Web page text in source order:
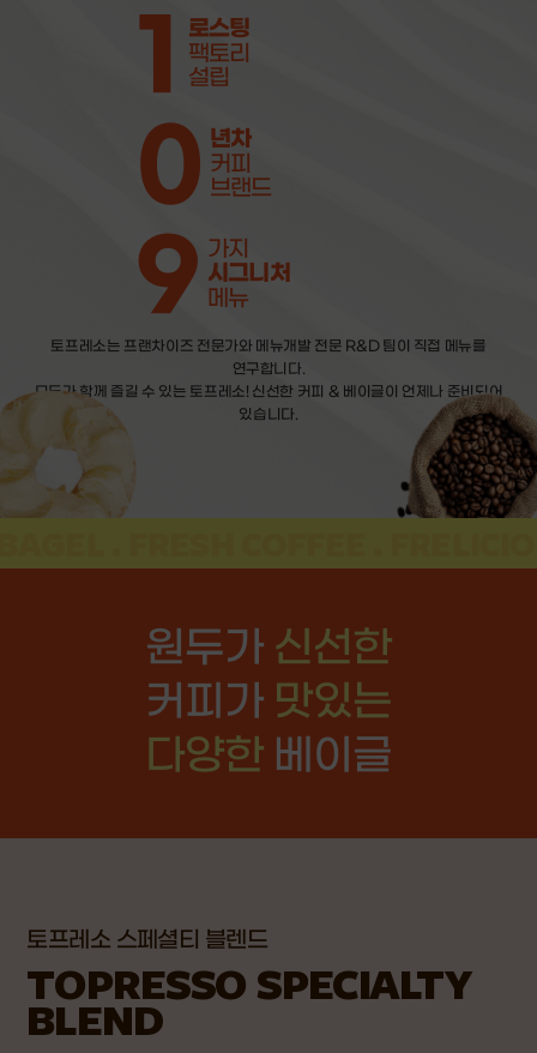
1 로스팅
팩토리
설립
0 년차
커피
브랜드
9 가지
시그니처
메뉴
토프레소는 프랜차이즈 전문가와 메뉴개발 전문 R&D 팀이 직접 메뉴를
연구합니다.
모두가 함께 즐길 수 있는 토프레소! 신선한 커피 & 베이글이 언제나 준비되어
있습니다.
원두가 신선한
커피가 맛있는
다양한 베이글
토프레소 스페셜티 블렌드
TOPRESSO SPECIALTY
BLEND